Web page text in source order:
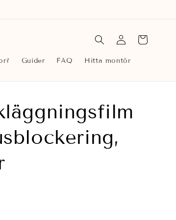
Guider FAQ Hitta montör
Logga
Varukorg